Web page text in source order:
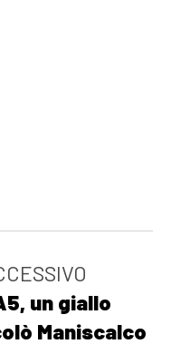
di
un giallo
Maniscalco